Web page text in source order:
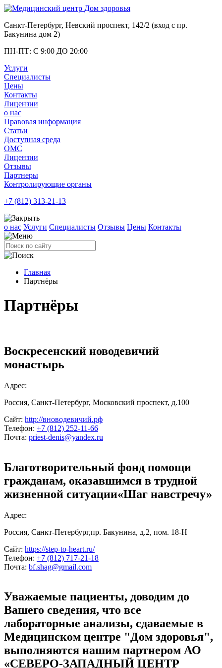
Санкт-Петербург, Невский проспект, 142/2 (вход с пр.
Бакунина дом 2)
ПН-ПТ: С 9:00 ДО 20:00
Услуги
Специалисты
Цены
Контакты
Лицензии
о нас
Правовая информация
Статьи
Доступная среда
ОМС
Лицензии
Отзывы
Партнеры
Контролирующие органы
+7 (812) 313-21-13
о нас Услуги Специалисты Отзывы Цены Контакты
Главная
Партнёры
Партнёры
Воскресенский новодевичий
монастырь
Адрес:
Россия, Санкт-Петербург, Московский проспект, д.100
Сайт: http://вноводевичий.рф
Телефон: +7 (812) 252-11-66
Почта: priest-denis@yandex.ru
Благотворительный фонд помощи
гражданам, оказавшимся в трудной
жизненной ситуации«Шаг навстречу»
Адрес:
Россия, Санкт-Петербург,пр. Бакунина, д.2, пом. 18-Н
Сайт: https://step-to-heart.ru/
Телефон: +7 (812) 717-21-18
Почта: bf.shag@gmail.com
Уважаемые пациенты, доводим до
Вашего сведения, что все
лабораторные анализы, сдаваемые в
Медицинском центре "Дом здоровья",
выполняются нашим партнером АО
«СЕВЕРО-ЗАПАДНЫЙ ЦЕНТР